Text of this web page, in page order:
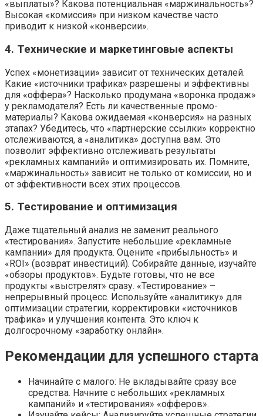
«выплаты»? Какова потенциальная «маржинальность»?
Высокая «комиссия» при низком качестве часто
приводит к низкой «конверсии».
4. Технические и маркетинговые аспекты
Успех «монетизации» зависит от технических деталей.
Какие «источники трафика» разрешены и эффективны
для «оффера»? Насколько продумана «воронка продаж»
у рекламодателя? Есть ли качественные промо-
материалы? Какова ожидаемая «конверсия» на разных
этапах? Убедитесь, что «партнерские ссылки» корректно
отслеживаются, а «аналитика» доступна вам. Это
позволит эффективно отслеживать результаты
«рекламных кампаний» и оптимизировать их. Помните,
«маржинальность» зависит не только от комиссии, но и
от эффективности всех этих процессов.
5. Тестирование и оптимизация
Даже тщательный анализ не заменит реального
«тестирования». Запустите небольшие «рекламные
кампании» для продукта. Оцените «прибыльность» и
«ROI» (возврат инвестиций). Собирайте данные, изучайте
«обзоры продуктов». Будьте готовы, что не все
продукты «выстрелят» сразу. «Тестирование» –
непрерывный процесс. Используйте «аналитику» для
оптимизации стратегии, корректировки «источников
трафика» и улучшения контента. Это ключ к
долгосрочному «заработку онлайн».
Рекомендации для успешного старта
Начинайте с малого: Не вкладывайте сразу все
средства. Начните с небольших «рекламных
кампаний» и «тестирования» «офферов».